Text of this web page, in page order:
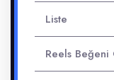
Liste
Reels